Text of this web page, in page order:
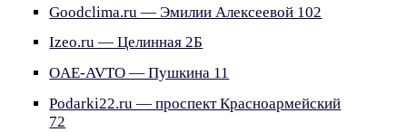
Goodclima.ru — Эмилии Алексеевой 102
Izeo.ru — Целинная 2Б
OAE-AVTO — Пушкина 11
Podarki22.ru — проспект Красноармейский
72